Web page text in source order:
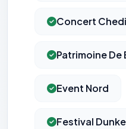
Concert
Patrimoine De
Event Nord
Festival